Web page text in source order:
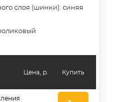
слоя (шинки): синяя
Цена, р. Купить